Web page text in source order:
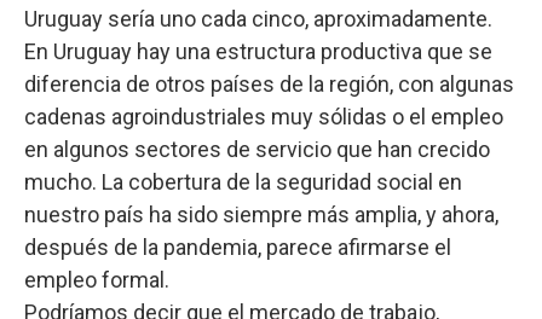
Uruguay sería uno cada cinco, aproximadamente.
En Uruguay hay una estructura productiva que se
diferencia de otros países de la región, con algunas
cadenas agroindustriales muy sólidas o el empleo
en algunos sectores de servicio que han crecido
mucho. La cobertura de la seguridad social en
nuestro país ha sido siempre más amplia, y ahora,
después de la pandemia, parece afirmarse el
empleo formal.
Podríamos decir que el mercado de trabajo,